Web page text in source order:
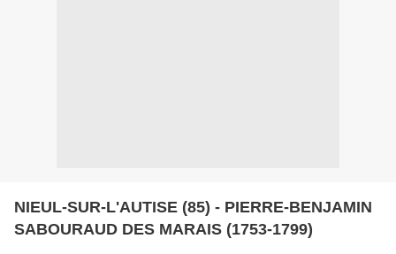
NIEUL-SUR-L'AUTISE (85) - PIERRE-BENJAMIN
SABOURAUD DES MARAIS (1753-1799)